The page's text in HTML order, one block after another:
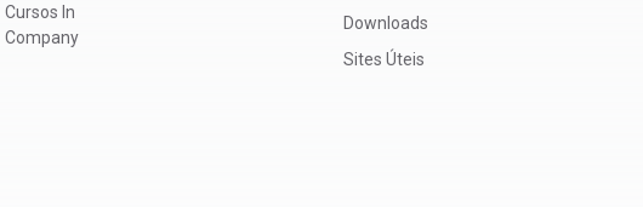
Cursos In
Company
Downloads
Sites Úteis